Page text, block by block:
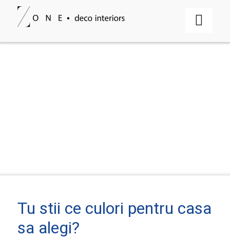
Tu stii ce culori pentru casa
sa alegi?